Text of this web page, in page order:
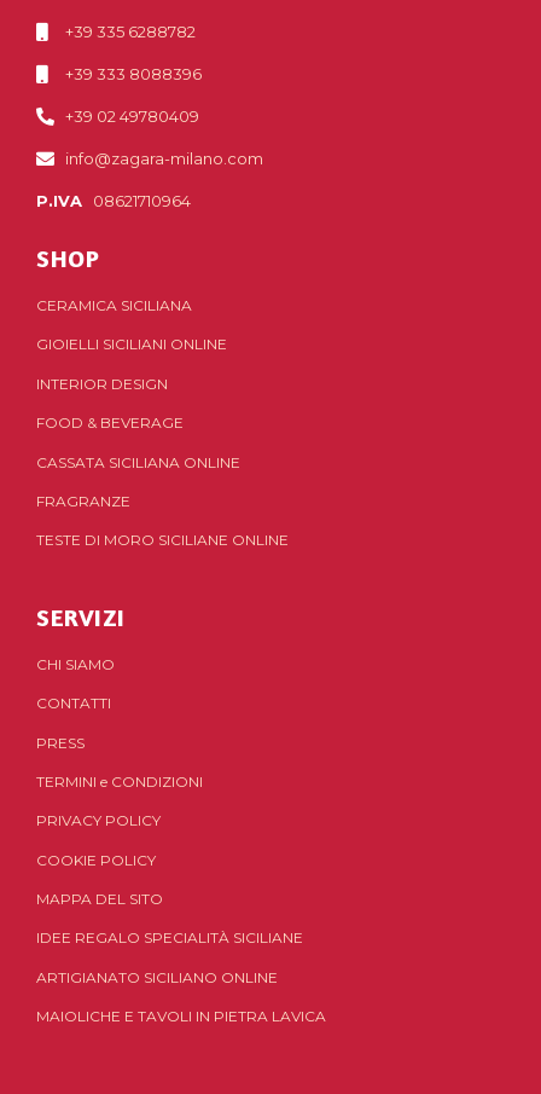
+39 335 6288782
+39 333 8088396
+39 02 49780409
info@zagara-milano.com
P.IVA 08621710964
SHOP
CERAMICA SICILIANA
GIOIELLI SICILIANI ONLINE
INTERIOR DESIGN
FOOD & BEVERAGE
CASSATA SICILIANA ONLINE
FRAGRANZE
TESTE DI MORO SICILIANE ONLINE
SERVIZI
CHI SIAMO
CONTATTI
PRESS
TERMINI e CONDIZIONI
PRIVACY POLICY
COOKIE POLICY
MAPPA DEL SITO
IDEE REGALO SPECIALITÀ SICILIANE
ARTIGIANATO SICILIANO ONLINE
MAIOLICHE E TAVOLI IN PIETRA LAVICA